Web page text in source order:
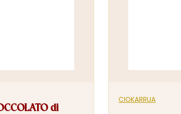
di
CIOKARRUA